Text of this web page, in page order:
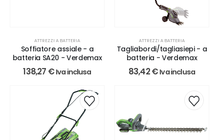
ATTREZZI A BATTERIA
Soffiatore assiale - a
batteria SA20 - Verdemax
138,27 € Iva inclusa
ATTREZZI A BATTERIA
Tagliabordi/tagliasiepi - a
batteria - Verdemax
83,42€ Iva inclusa